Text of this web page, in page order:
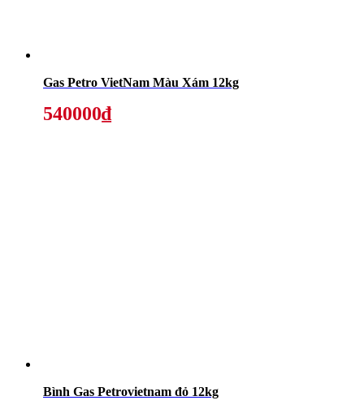
Gas Petro VietNam Màu Xám 12kg
540000₫
Bình Gas Petrovietnam đỏ 12kg